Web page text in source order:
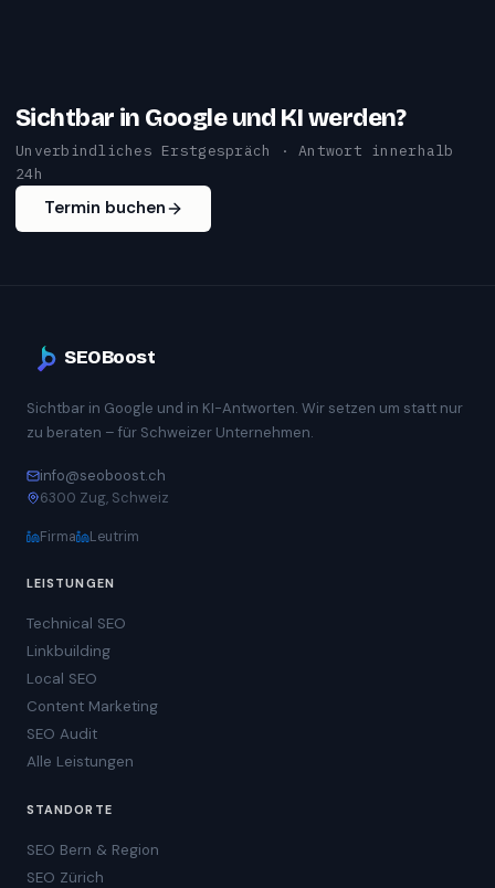
Sichtbar in Google und KI werden?
Unverbindliches Erstgespräch · Antwort innerhalb
24h
Termin buchen
SEOBoost
Sichtbar in Google und in KI-Antworten. Wir setzen um statt nur
zu beraten – für Schweizer Unternehmen.
info@seoboost.ch
6300 Zug, Schweiz
Firma Leutrim
LEISTUNGEN
Technical SEO
Linkbuilding
Local SEO
Content Marketing
SEO Audit
Alle Leistungen
STANDORTE
SEO Bern & Region
SEO Zürich